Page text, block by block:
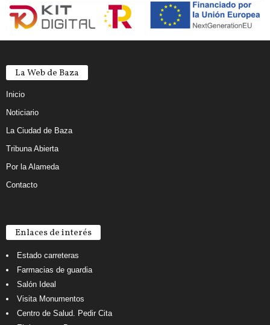
La Web de Baza
Inicio
Noticiario
La Ciudad de Baza
Tribuna Abierta
Por la Alameda
Contacto
Enlaces de interés
Estado carreteras
Farmacias de guardia
Salón Ideal
Visita Monumentos
Centro de Salud. Pedir Cita